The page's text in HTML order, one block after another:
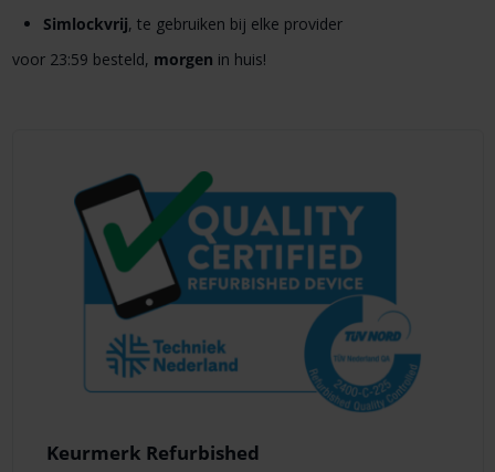
Simlockvrij, te gebruiken bij elke provider
voor 23:59 besteld, morgen in huis!
Keurmerk Refurbished